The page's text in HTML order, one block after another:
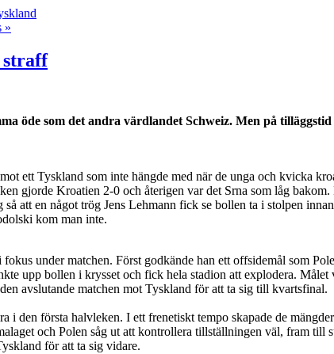
»
straff
öde som det andra värdlandet Schweiz. Men på
ett Tyskland som inte hängde med när de unga och kvicka
gjorde Kroatien 2-0 och återigen var det Srna som låg
att en något trög Jens Lehmann fick se bollen ta i stolpen
kom man inte.
under matchen. Först godkände han ett offsidemål som
upp bollen i krysset och fick hela stadion att explodera.
avslutande matchen mot Tyskland för att ta sig till kvartsfinal.
i den första halvleken. I ett frenetiskt tempo skapade de
och Polen såg ut att kontrollera tillställningen väl, fram till
för att ta sig vidare.